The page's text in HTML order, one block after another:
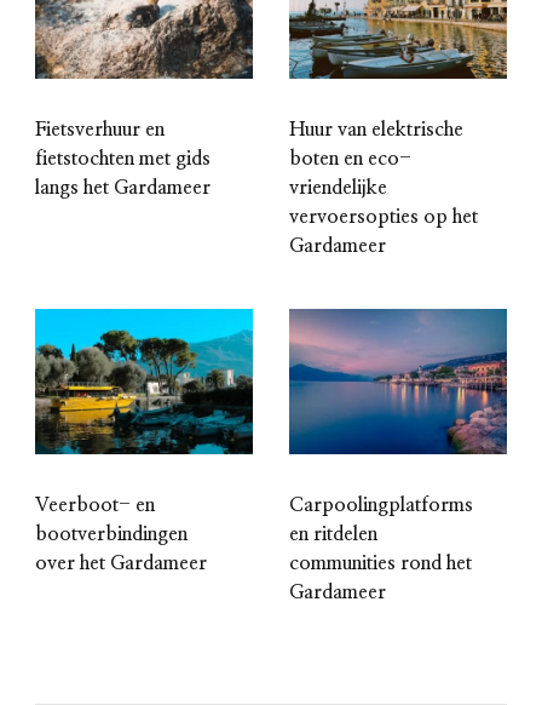
Fietsverhuur en
fietstochten met gids
langs het Gardameer
Huur van elektrische
boten en eco-
vriendelijke
vervoersopties op het
Gardameer
Veerboot- en
bootverbindingen
over het Gardameer
Carpoolingplatforms
en ritdelen
communities rond het
Gardameer